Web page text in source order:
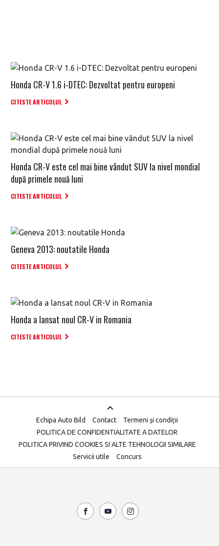
Honda CR-V 1.6 i-DTEC: Dezvoltat pentru europeni
CITESTE ARTICOLUL
Honda CR-V este cel mai bine vândut SUV la nivel mondial
după primele nouă luni
CITESTE ARTICOLUL
Geneva 2013: noutatile Honda
CITESTE ARTICOLUL
Honda a lansat noul CR-V in Romania
CITESTE ARTICOLUL
Echipa Auto Bild Contact
Termeni și condiții
POLITICA DE CONFIDENTIALITATE A DATELOR
POLITICA PRIVIND COOKIES SI ALTE TEHNOLOGII SIMILARE
Servicii utile
Concurs